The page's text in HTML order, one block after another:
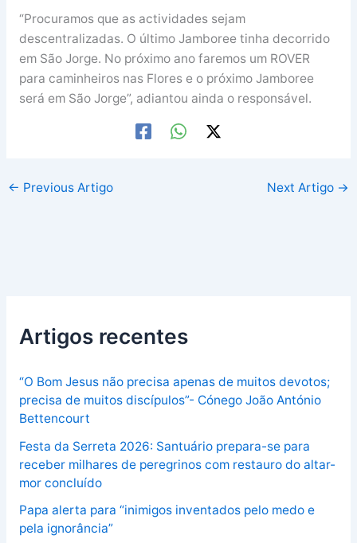
“Procuramos que as actividades sejam
descentralizadas. O último Jamboree tinha decorrido
em São Jorge. No próximo ano faremos um ROVER
para caminheiros nas Flores e o próximo Jamboree
será em São Jorge”, adiantou ainda o responsável.
← Previous Artigo Next Artigo →
Artigos recentes
“O Bom Jesus não precisa apenas de muitos devotos;
precisa de muitos discípulos”- Cónego João António
Bettencourt
Festa da Serreta 2026: Santuário prepara-se para
receber milhares de peregrinos com restauro do altar-
mor concluído
Papa alerta para “inimigos inventados pelo medo e
pela ignorância”